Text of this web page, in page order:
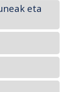
eta